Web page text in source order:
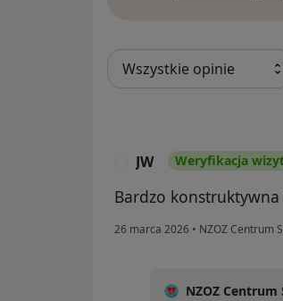
JW Weryfikacja
Bardzo
26 marca 2026 • NZOZ Centrum
NZOZ